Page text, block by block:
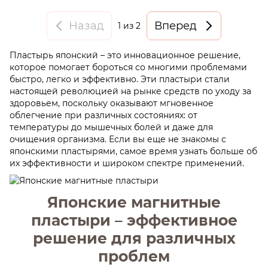
Назад 1 из 2 Вперед
Пластырь японский – это инновационное решение,
которое помогает бороться со многими проблемами
быстро, легко и эффективно. Эти пластыри стали
настоящей революцией на рынке средств по уходу за
здоровьем, поскольку оказывают мгновенное
облегчение при различных состояниях: от
температуры до мышечных болей и даже для
очищения организма. Если вы еще не знакомы с
японскими пластырями, самое время узнать больше об
их эффективности и широком спектре применений.
Японские магнитные
пластыри – эффективное
решение для различных
проблем